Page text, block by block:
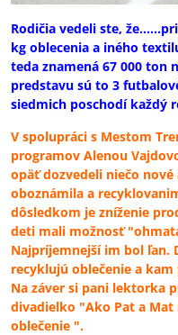
Rodičia vedeli ste,
kg oblecenia a iného
teda znamená 67 000 ton
predstavu sú to 3
siedmich poschodí každý
V spolupráci s Mestom
programov Alenou
opäť dozvedeli niečo
oboznámila a
dôsledkom je zníženie
deti mali možnosť
Najpríjemnejší im bol ľan.
recyklujú oblečenie a
Na záver si pani lektorka
divadielko "Ako Pat a Mat
oblečenie ".